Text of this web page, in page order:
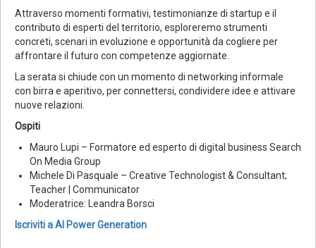
Attraverso momenti formativi, testimonianze di startup e il
contributo di esperti del territorio, esploreremo strumenti
concreti, scenari in evoluzione e opportunità da cogliere per
affrontare il futuro con competenze aggiornate.
La serata si chiude con un momento di networking informale
con birra e aperitivo, per connettersi, condividere idee e attivare
nuove relazioni.
Ospiti
Mauro Lupi – Formatore ed esperto di digital business Search
On Media Group
Michele Di Pasquale – Creative Technologist & Consultant;
Teacher | Communicator
Moderatrice: Leandra Borsci
Iscriviti a AI Power Generation